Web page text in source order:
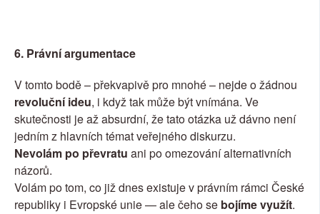
6. Právní argumentace
revoluční ideu, i když tak může být vnímána. Ve
skutečnosti je až absurdní, že tato otázka už dávno není
jedním z hlavních témat veřejného diskurzu.
Nevolám po převratu ani po omezování alternativních
názorů.
Volám po tom, co již dnes existuje v právním rámci České
republiky i Evropské unie — ale čeho se bojíme využít.